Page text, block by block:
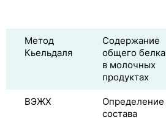
Метод
Кьельдаля
Содержание
общего белка
в молочных
продуктах
ВЭЖХ
Определение
состава